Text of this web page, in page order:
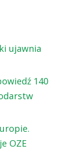
ujawnia
140
OZE